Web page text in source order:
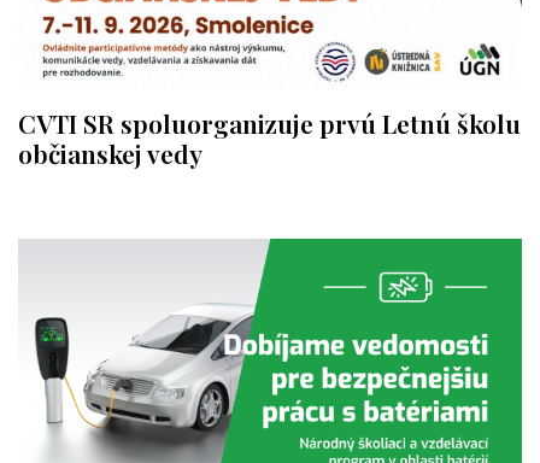
CVTI SR spoluorganizuje prvú Letnú školu
občianskej vedy